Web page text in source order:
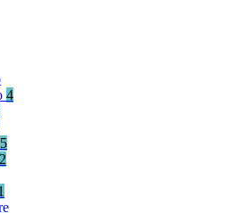
4
5
2